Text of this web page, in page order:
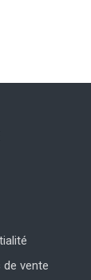
vente